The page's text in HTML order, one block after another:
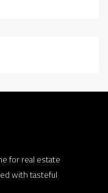
for real estate
with tasteful